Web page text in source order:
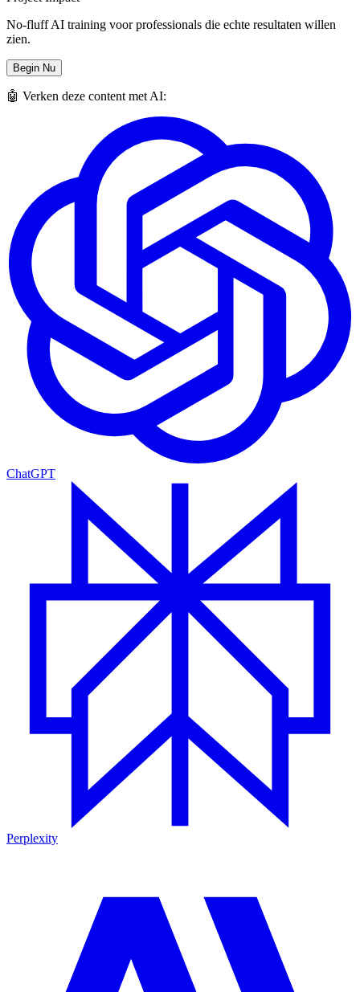
No-fluff AI training voor professionals die echte resultaten willen
zien.
Begin Nu
🤖 Verken deze content met AI:
ChatGPT
Perplexity